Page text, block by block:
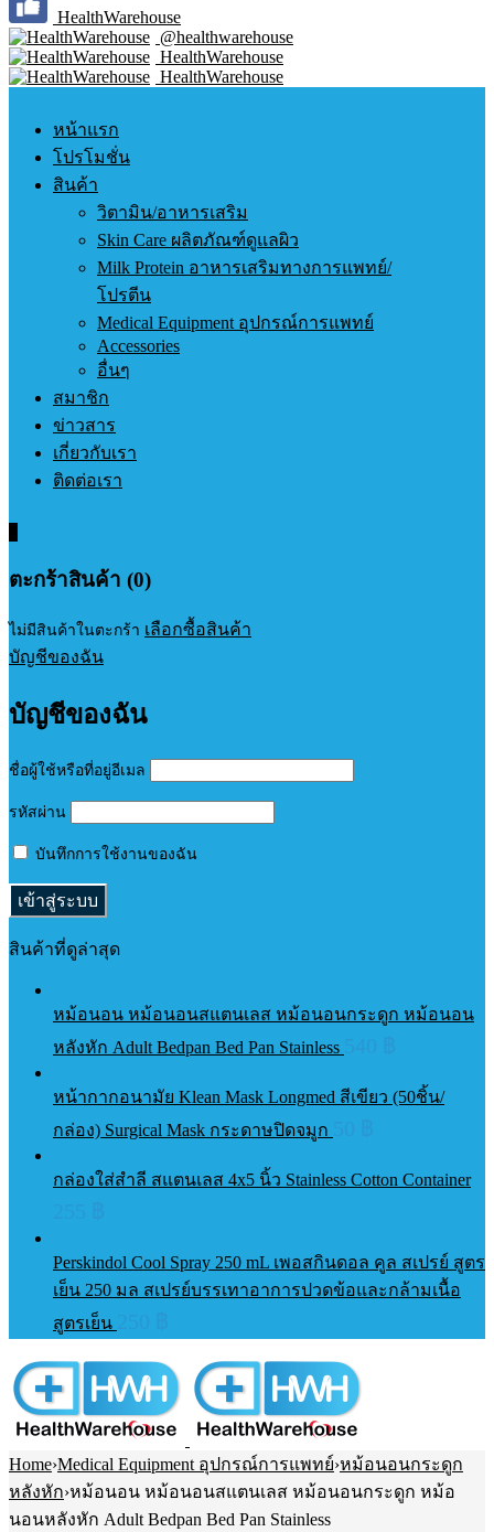
HealthWarehouse
@healthwarehouse
HealthWarehouse
HealthWarehouse
หน้าแรก
โปรโมชั่น
สินค้า
วิตามิน/อาหารเสริม
Skin Care ผลิตภัณฑ์ดูแลผิว
Milk Protein อาหารเสริมทางการแพทย์/
โปรตีน
Medical Equipment อุปกรณ์การแพทย์
Accessories
อื่นๆ
สมาชิก
ข่าวสาร
เกี่ยวกับเรา
ติดต่อเรา
ตะกร้าสินค้า (0)
ไม่มีสินค้าในตะกร้า เลือกซื้อสินค้า
บัญชีของฉัน
บัญชีของฉัน
ชื่อผู้ใช้หรือที่อยู่อีเมล
รหัสผ่าน
บันทึกการใช้งานของฉัน
สินค้าที่ดูล่าสุด
หม้อนอน หม้อนอนสแตนเลส หม้อนอนกระดูก หม้อนอน
หลังหัก Adult Bedpan Bed Pan Stainless
หน้ากากอนามัย Klean Mask Longmed สีเขียว (50ชิ้น/
กล่อง) Surgical Mask กระดาษปิดจมูก
กล่องใส่สำลี สแตนเลส 4x5 นิ้ว Stainless Cotton Container
Perskindol Cool Spray 250 mL เพอสกินดอล คูล สเปรย์ สูตร
เย็น 250 มล สเปรย์บรรเทาอาการปวดข้อและกล้ามเนื้อ
สูตรเย็น
Home›Medical Equipment อุปกรณ์การแพทย์›หม้อนอนกระดูก
หลังหัก›หม้อนอน หม้อนอนสแตนเลส หม้อนอนกระดูก หม้อ
นอนหลังหัก Adult Bedpan Bed Pan Stainless